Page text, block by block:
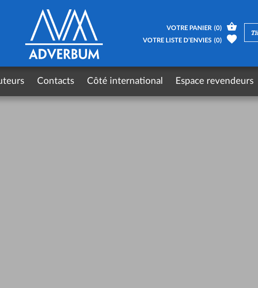
VOTRE PANIER (0)
VOTRE LISTE D’ENVIES (0)
Contacts Côté international Espace revendeurs